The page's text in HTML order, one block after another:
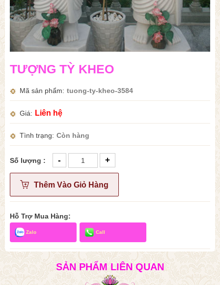
TƯỢNG TỲ KHEO
Mã sản phẩm tuong-ty-kheo-3584
Giá Liên hệ
Tình trạng Còn hàng
Số lượng : - +
Thêm Vào Giỏ Hàng
Hỗ Trợ Mua Hàng:
Zalo Call
SẢN PHẨM LIÊN QUAN